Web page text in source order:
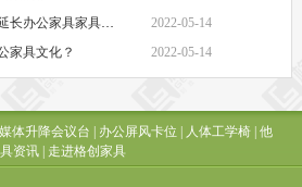
·办公椅子图片大全价格-如何延长办公家具家具的保质期？
2022-05-14
家具文化？
2022-05-14
体升降会议台 | 办公屏风卡位 | 人体工学椅| 他
资讯| 走进格创家具